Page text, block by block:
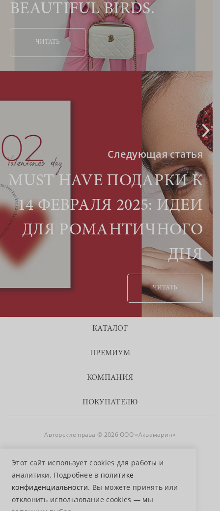
Этот сайт использует cookies для работы и
аналитики. Подробнее в политике
конфиденциальности. Вы можете принять или
отклонить использование cookies — мы
BEAUTIFUL BIRDS.
ЧИТАТЬ
Следующая статья
MUST HAVE ПОДАРКИ К
14 ФЕВРАЛЯ 2025: ИДЕИ
ДЛЯ РОМАНТИЧНОГО
ДНЯ
ЧИТАТЬ
КАТАЛОГ
ПРЕМИУМ
КОМПАНИЯ
ПОКУПАТЕЛЮ
Авторские права © 2026 ООО «Аквамарин»